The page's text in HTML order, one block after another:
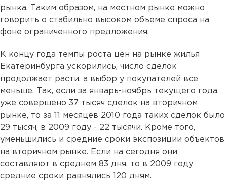
рынка. Таким образом, на местном рынке можно
говорить о стабильно высоком объеме спроса на
фоне ограниченного предложения.
К концу года темпы роста цен на рынке жилья
Екатеринбурга ускорились, число сделок
продолжает расти, а выбор у покупателей все
меньше. Так, если за январь-ноябрь текущего года
уже совершено 37 тысяч сделок на вторичном
рынке, то за 11 месяцев 2010 года таких сделок было
29 тысяч, в 2009 году - 22 тысячи. Кроме того,
уменьшились и средние сроки экспозиции объектов
на вторичном рынке. Если на сегодня они
составляют в среднем 83 дня, то в 2009 году
средние сроки равнялись 120 дням.